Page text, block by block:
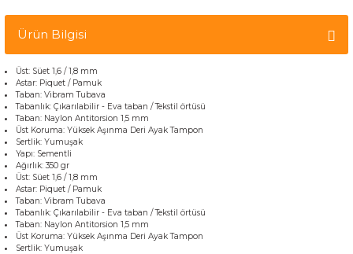
Ürün Bilgisi
Üst: Süet 1,6 / 1,8 mm
Astar: Piquet / Pamuk
Taban: Vibram Tubava
Tabanlık:Çıkarılabilir - Eva taban / Tekstil örtüsü
Taban: Naylon Antitorsion 1,5 mm
Üst Koruma:Yüksek Aşınma Deri Ayak Tampon
Sertlik: Yumuşak
Yapı: Sementli
Ağırlık: 350 gr
Üst: Süet 1,6 / 1,8 mm
Astar: Piquet / Pamuk
Taban: Vibram Tubava
Tabanlık: Çıkarılabilir - Eva taban / Tekstil örtüsü
Taban: Naylon Antitorsion 1,5 mm
Üst Koruma: Yüksek Aşınma Deri Ayak Tampon
Sertlik: Yumuşak